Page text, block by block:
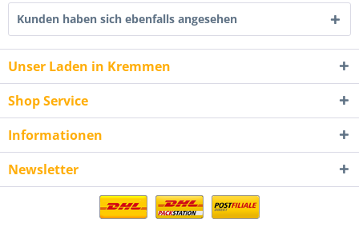
Kunden haben sich ebenfalls angesehen
Unser Laden in Kremmen
Shop Service
Informationen
Newsletter